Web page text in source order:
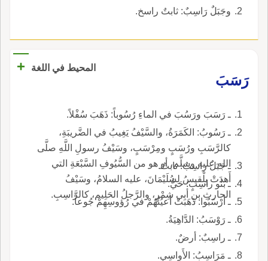
وجَبَلٌ رَاسِبٌ: ثابتٌ راسخ.
المحيط في اللغة
+
رَسَبَ
ـ رَسَبَ ورَسُبَ في الماءِ رُسُوباً: ذَهَبَ سُفْلاً.
ـ رَسُوبُ: الكَمَرَةُ، والسَّيْفُ يَغِيبُ في الضَّريبَةِ،
كالرَّسَبِ ورُسَبٍ ومِرْسَبٍ، وسَيْفُ رسولِ اللَّهِ صلَّى
الله عليه وسلَّم، أو هو من السُّيُوفِ السَّبْعَةِ التي
أَهدَتْ بِلْقيسُ لِسُلَيْمَانَ، عليه السلامُ، وسَيْفُ
الحارثِ بنِ أبي شِمْرٍ، والرَّجلُ الحَلِيم، كالرَّاسِبِ.
ـ جَبَلٌ راسِبٌ: ثابتٌ.
ـ بَنُو راسِبٍ: حَيُّ.
ـ أرْسَبُوا: ذَهَبَتْ أعيُنُهُمْ في رُؤوسِهِمْ جُوعاً.
ـ رَوْسَبُ: الدَّاهِيَةُ.
ـ راسِبٌ: أرضٌ.
ـ مَرَاسِبُ: الأَواسِي.